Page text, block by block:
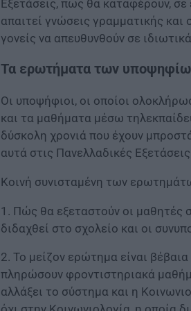
Εξετάσεις, πως θα καταφέρουν,
απαιτεί γνώσεις γραμματικής
γονείς να απευθυνθούν σε
Τα ερωτήματα των
Οι υποψήφιοι, οι οποίοι
και τα μαθήματα μέσω
δύσκολη χρονιά που έχουν
αυτά στις Πανελλαδικές
Κοινή συνισταμένη των
1. Πώς θα εξεταστούν οι μαθητές
διδαχθεί στο σχολείο και οι
2. Το μείζον ερώτημα είναι
πληρώσουν φροντιστηριακά
αλλάξει το σύστημα και η